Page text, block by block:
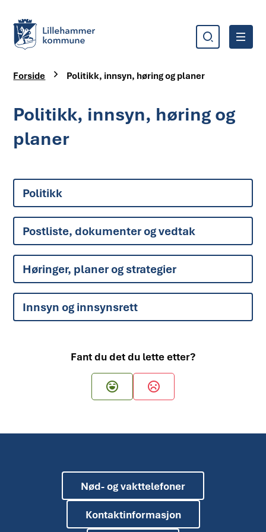
Søk Meny
Du er her:
Forside Politikk, innsyn, høring og planer
Politikk, innsyn, høring og
planer
Politikk
Postliste, dokumenter og vedtak
Høringer, planer og strategier
Innsyn og innsynsrett
Fant du det du lette etter?
Ja Nei
Nød- og vakttelefoner
Kontaktinformasjon